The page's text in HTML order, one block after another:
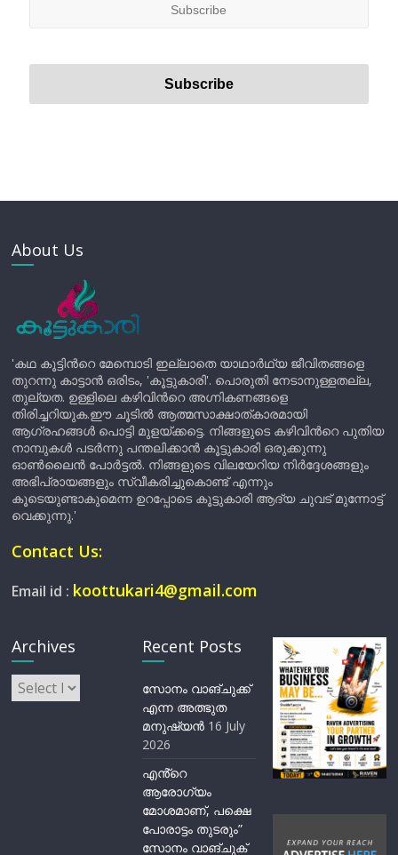
About Us
'കഥ കൂട്ടിന്‍റെ മേമ്പൊടി ഇല്ലാതെ യാഥാർഥ്യ ജീവിതങ്ങളെ
തുറന്നു കാട്ടാൻ ഒരിടം, 'കൂട്ടുകാരി'. പൊരുതി നേടാനുള്ളതല്ല,
തുല്യത. ഉള്ളിലെ കഴിവിന്‍റെ അഗ്നികണങ്ങളെ
തിരിച്ചറിയുക.ഈ ചൂടിൽ ആത്മസാക്ഷാത്കാരമായി
ആഗ്രഹങ്ങൾ പൊട്ടി മുളയ്ക്കട്ടെ. നിങ്ങളുടെ കഴിവിന്‍റെ പുതിയ
നാമ്പുകൾ പടർന്നു പന്തലിക്കാൻ കൂട്ടുകാരി ഒരുക്കുന്നു
ഓൺലൈൻ പോർട്ടൽ. നിങ്ങളുടെ വിലയേറിയ നിർദ്ദേശങ്ങളും
അഭിപ്രായങ്ങളും സ്വീകരിച്ചുകൊണ്ട് എന്നും
കൂടെയുണ്ടാകുമെന്ന ഉറപ്പോടെ കൂട്ടുകാരി ആദ്യ ചുവട് മുന്നോട്ട്
വെക്കുന്നു.'
Contact Us:
Email id : koottukari4@gmail.com
Archives
Archives
Recent Posts
സോനം വാങ്ചുക്ക്
എന്ന അത്ഭുത
മനുഷ്യന്‍ 16 July
2026
എൻ്റെ
ആരോഗ്യം
മോശമാണ്, പക്ഷെ
പോരാട്ടം തുടരും”
സോനം വാങ്ചുക്